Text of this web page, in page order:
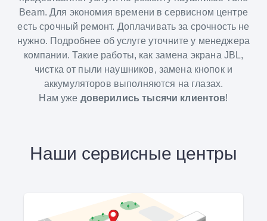
Beam. Для экономия времени в сервисном центре
есть срочный ремонт. Доплачивать за срочность не
нужно. Подробнее об услуге уточните у менеджера
компании. Такие работы, как замена экрана JBL,
чистка от пыли наушников, замена кнопок и
аккумуляторов выполняются на глазах.
Нам уже доверились тысячи клиентов!
Наши сервисные центры